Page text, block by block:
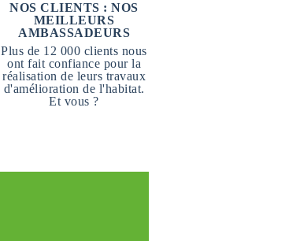
NOS CLIENTS : NOS
MEILLEURS
AMBASSADEURS
Plus de 12 000 clients nous
ont fait confiance pour la
réalisation de leurs travaux
d'amélioration de l'habitat.
Et vous ?